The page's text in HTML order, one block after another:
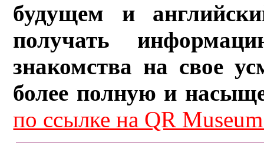
будущем и
получать
знакомства на свое
более полную и
по ссылке на QR